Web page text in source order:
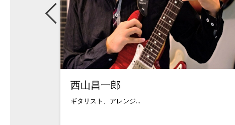
西山昌一郎
ギタリスト、アレンジ...